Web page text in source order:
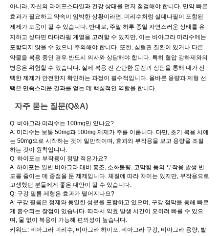
아니라, 자신의 라이프스타일과 건강 상태를 먼저 점검해야 합니다. 만약 빠른
효과가 필요하고 약속이 임박한 상황이라면, 미리수처럼 실데나필이 포함된
제제가 도움이 될 수 있습니다. 반대로, 주말 하루 종일 자연스러운 상태를 유
지하고 싶다면 타다라필 계열을 고려할 수 있지만, 이는 비아그라 미리수에는
포함되지 않을 수 있으니 주의해야 합니다. 또한, 심혈관 질환이 있거나 다른
약물을 복용 중인 경우 반드시 의사와 상담해야 합니다. 특히 혈압 강하제와의
병용은 위험할 수 있습니다. 실제 복용 전 간단한 문진과 상담을 통해 내가 선
택한 제제가 안전한지 확인하는 과정이 필수적입니다. 올바른 용량과 제형 선
택은 만족스러운 결과를 얻는 데 핵심적인 역할을 합니다.
자주 묻는 질문(Q&A)
Q: 비아그라 미리수는 100mg만 있나요?
A: 미리수는 보통 50mg과 100mg 제제가 주를 이룹니다. 다만, 초기 복용 시에
는 50mg으로 시작하는 것이 일반적이며, 효과와 부작용을 보고 용량을 조절
하는 것이 원칙입니다.
Q: 하이포는 부작용이 정말 적은가요?
A: 하이포는 일반 비아그라 대비 홍조, 소화불량, 코막힘 등의 부작용 발생 빈
도를 줄이는 데 중점을 둔 제제입니다. 체질에 따라 차이는 있지만, 부작용으로
고생했던 분들에게 좋은 대안이 될 수 있습니다.
Q: 구강 필름 제형은 효과가 떨어지나요?
A: 구강 필름은 정제와 동일한 성분을 포함하고 있으며, 구강 점막을 통해 빠르
게 흡수되는 장점이 있습니다. 따라서 약효 발생 시간이 오히려 빠를 수 있으
며, 물 없이 복용이 가능해 편의성이 높습니다.
키워드: 비아그라 미리수, 비아그라 하이포, 비아그라 구강, 비아그라 용량, 발